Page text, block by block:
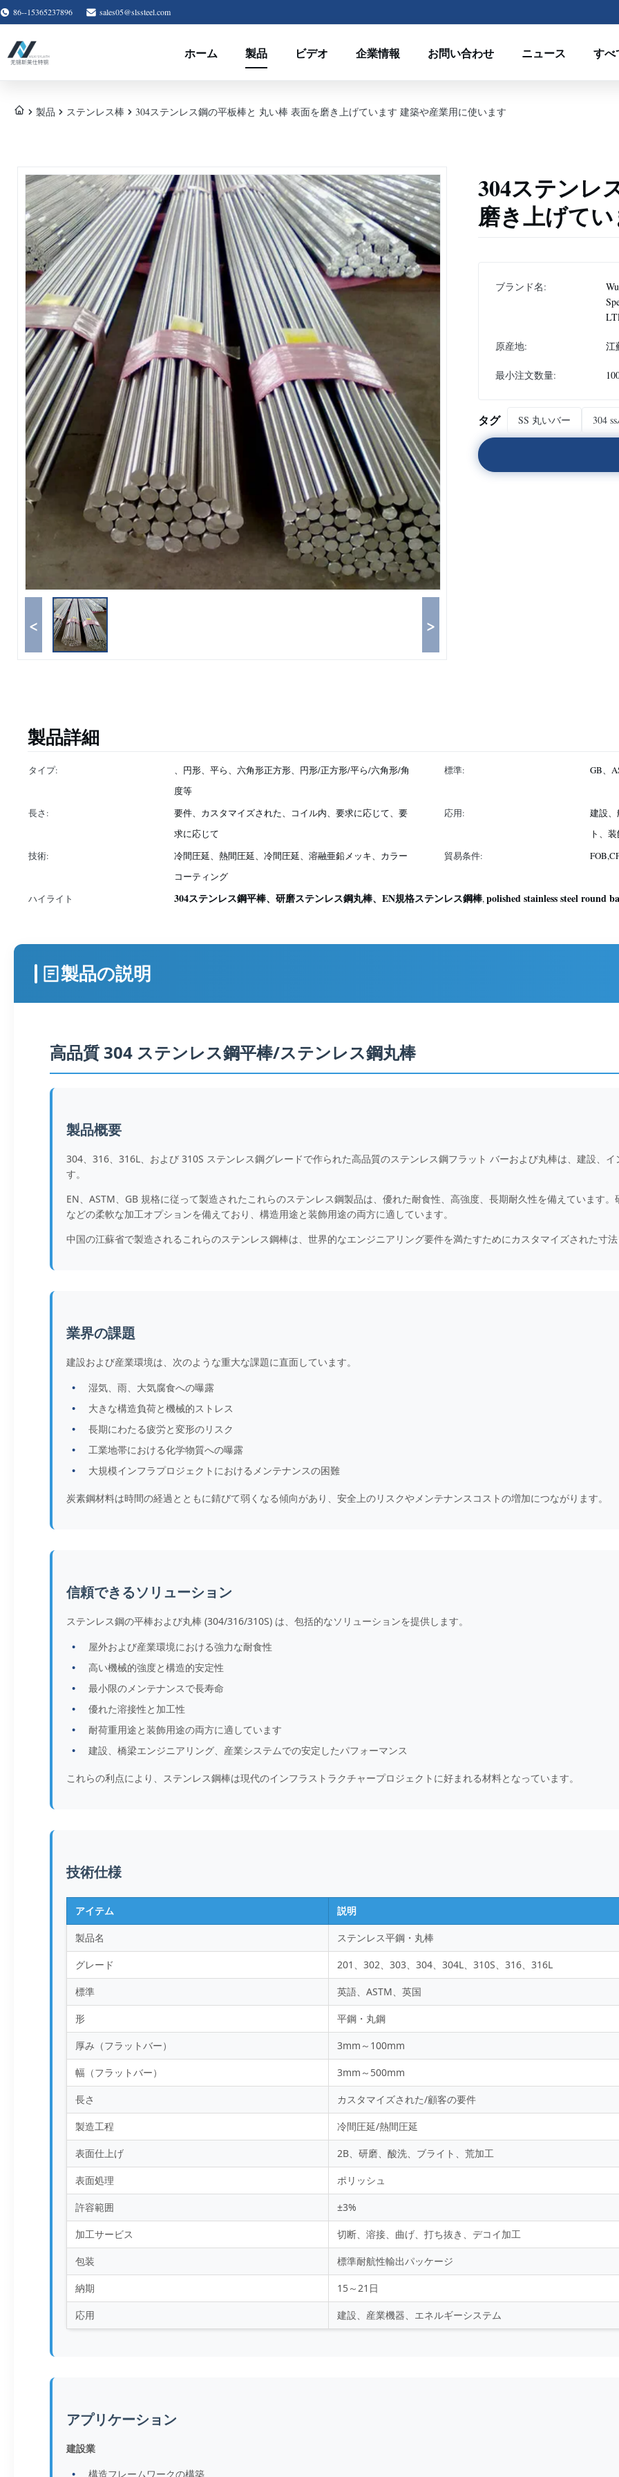
86--15365237896 sales05@slssteel.com
ホーム 製品 ビデオ 企業情報 お問い合わせ ニュース すべ
製品 ステンレス棒 304ステンレス鋼の平板棒と 丸い棒 表面を磨き上げています 建築や産業用に使います
< >
304ステンレ
磨き上げて
ブランド名:
原産地: 江
最小注文数量:
タグ SS 丸いバー 304
製品詳細
タイプ:
、円形、平ら、六角形正方形、円形/正方形/平ら/六角形/角
度等
標準: GB、
長さ:
要件、カスタマイズされた、コイル内、要求に応じて、要
求に応じて
応用:
建設
ト、
技術:
冷間圧延、熱間圧延、冷間圧延、溶融亜鉛メッキ、カラー
コーティング
貿易条件:
ハイライト 304ステンレス鋼平棒、研磨ステンレス鋼丸棒、EN規格ステンレス鋼棒,polished stainless steel round
製品の説明
高品質 304 ステンレス鋼平棒/ステンレス鋼丸棒
製品概要
304、316、316L、および 310S ステンレス鋼グレードで作られた高品質のステンレス鋼フラット バーおよび丸棒は、建設、
す。
EN、ASTM、GB 規格に従って製造されたこれらのステンレス鋼製品は、優れた耐食性、高強度、長期耐久性を備えています
などの柔軟な加工オプションを備えており、構造用途と装飾用途の両方に適しています。
中国の江蘇省で製造されるこれらのステンレス鋼棒は、世界的なエンジニアリング要件を満たすためにカスタマイズされた寸法
業界の課題
建設および産業環境は、次のような重大な課題に直面しています。
湿気、雨、大気腐食への曝露
大きな構造負荷と機械的ストレス
長期にわたる疲労と変形のリスク
工業地帯における化学物質への曝露
大規模インフラプロジェクトにおけるメンテナンスの困難
炭素鋼材料は時間の経過とともに錆びて弱くなる傾向があり、安全上のリスクやメンテナンスコストの増加につながります。
信頼できるソリューション
ステンレス鋼の平棒および丸棒 (304/316/310S) は、包括的なソリューションを提供します。
屋外および産業環境における強力な耐食性
高い機械的強度と構造的安定性
最小限のメンテナンスで長寿命
優れた溶接性と加工性
耐荷重用途と装飾用途の両方に適しています
建設、橋梁エンジニアリング、産業システムでの安定したパフォーマンス
これらの利点により、ステンレス鋼棒は現代のインフラストラクチャープロジェクトに好まれる材料となっています。
技術仕様
アイテム 説明
製品名 ステンレス平鋼・丸棒
グレード 201、302、303、304、304L、310S、316、316L
標準 英語、ASTM、英国
形 平鋼・丸鋼
厚み（フラットバー） 3mm～100mm
幅（フラットバー） 3mm～500mm
長さ カスタマイズされた/顧客の要件
製造工程 冷間圧延/熱間圧延
表面仕上げ 2B、研磨、酸洗、ブライト、荒加工
表面処理 ポリッシュ
許容範囲 ±3%
加工サービス 切断、溶接、曲げ、打ち抜き、デコイ加工
包装 標準耐航性輸出パッケージ
納期 15～21日
応用 建設、産業機器、エネルギーシステム
アプリケーション
建設業
構造フレームワークの構築